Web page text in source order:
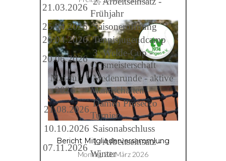
Bericht Mitgliederversammlung
Montag, 23. März 2026
21.03.2026
Frühjahr
25.04.2026 Saisoneröffnung
26.04.2026 Tennisjugendcamp
20.06.2026
3. Welde-Cup -
Ortsmeisterschaft
Mai-Juli
2026
Medenrunde - aktive
Mannschaften
21.08.2026
Damen Prosecco
Turnier
10.10.2026 Saisonabschluss
07.11.2026
1. Arbeitseinsatz -
Winter